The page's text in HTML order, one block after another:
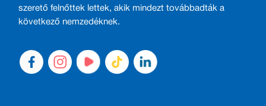
szerető felnőttek lettek, akik mindezt továbbadták a
következő nemzedéknek.